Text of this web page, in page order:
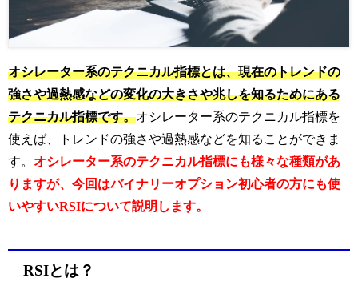
オシレーター系のテクニカル指標とは、現在のトレンドの
強さや過熱感などの変化の大きさや兆しを知るためにある
テクニカル指標です。オシレーター系のテクニカル指標を
使えば、トレンドの強さや過熱感などを知ることができま
す。 オシレーター系のテクニカル指標にも様々な種類があ
りますが、今回はバイナリーオプション初心者の方にも使
いやすいRSIについて説明します。
RSIとは？